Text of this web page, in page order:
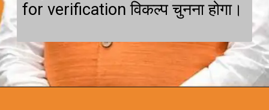
for verification विकल्प चुनना होगा।